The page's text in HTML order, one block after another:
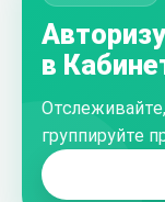
в
группируйте